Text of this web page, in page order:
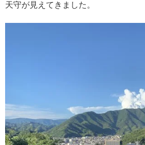
天守が見えてきました。